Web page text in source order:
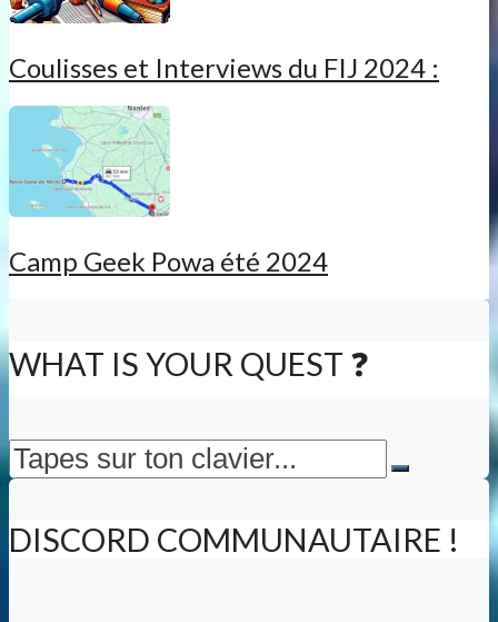
Coulisses et Interviews du FIJ 2024 :
Camp Geek Powa été 2024
WHAT IS YOUR QUEST ❓
DISCORD COMMUNAUTAIRE !